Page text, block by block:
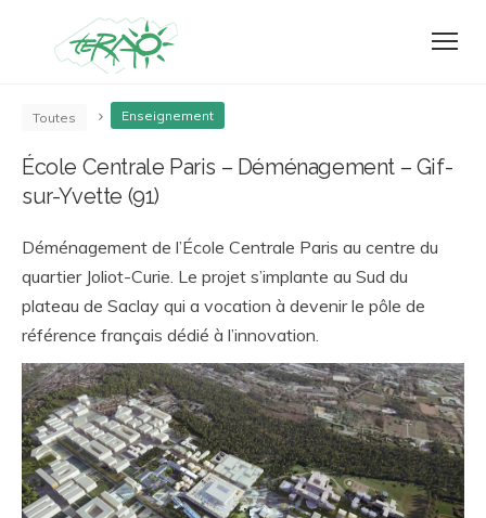
Toutes Enseignement
École Centrale Paris – Déménagement – Gif-
sur-Yvette (91)
Déménagement de l’École Centrale Paris au centre du
quartier Joliot-Curie. Le projet s’implante au Sud du
plateau de Saclay qui a vocation à devenir le pôle de
référence français dédié à l’innovation.